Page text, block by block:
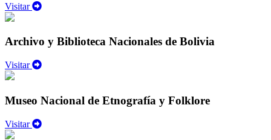
Visitar
Archivo y Biblioteca Nacionales de Bolivia
Visitar
Museo Nacional de Etnografía y Folklore
Visitar